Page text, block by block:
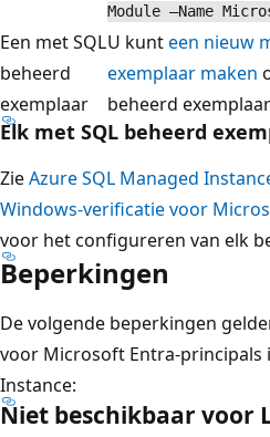
g
e
r
,
w
a
a
r
i
j
d
e
Module –Name
Een met SQL
beheerd
exemplaar
U kunteen nieuw
exemplaar maken
beheerd
Elk met SQL beheerd
ZieAzure SQL Managed
Windows-verificatie voor
voor het configureren van elk
Beperkingen
De volgende beperkingen
voor Microsoft Entra-principals
Instance:
Niet beschikbaar voor